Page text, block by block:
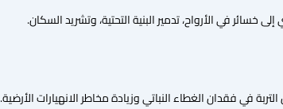
خسائر في الأرواح، تدمير البنية التحتية، وتشريد السكان.
في فقدان الغطاء النباتي وزيادة مخاطر الانهيارات الأرضية.